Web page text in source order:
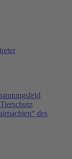
des